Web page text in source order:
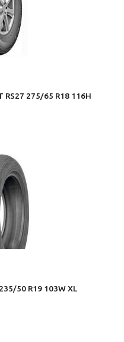
275/65 R18 116H
50 R19 103W XL